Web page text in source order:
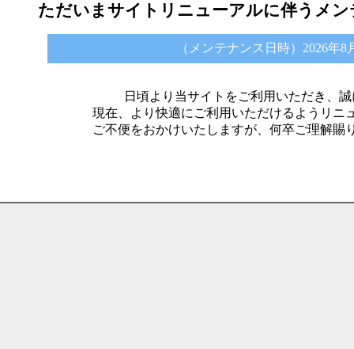
ただいまサイトリニューアルに伴うメ
（メンテナンス日時）2026年8
日頃より当サイトをご利用いただき、
現在、より快適にご利用いただけるようリニ
ご不便をおかけいたしますが、何卒ご理解賜